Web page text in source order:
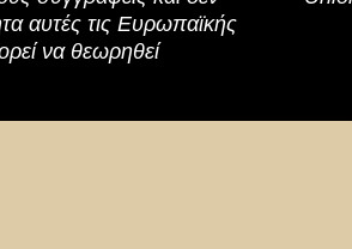
αυτές τις Ευρωπαϊκής
να θεωρηθεί